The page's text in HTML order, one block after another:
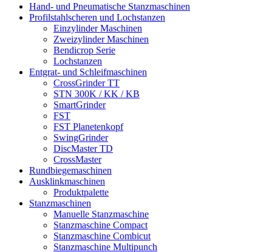
Hand- und Pneumatische Stanzmaschinen
Profilstahlscheren und Lochstanzen
Einzylinder Maschinen
Zweizylinder Maschinen
Bendicrop Serie
Lochstanzen
Entgrat- und Schleifmaschinen
CrossGrinder TT
STN 300K / KK / KB
SmartGrinder
FST
FST Planetenkopf
SwingGrinder
DiscMaster TD
CrossMaster
Rundbiegemaschinen
Ausklinkmaschinen
Produktpalette
Stanzmaschinen
Manuelle Stanzmaschine
Stanzmaschine Compact
Stanzmaschine Combicut
Stanzmaschine Multipunch